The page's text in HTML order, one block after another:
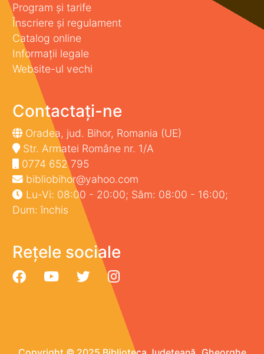
Program și tarife
Înscriere și regulament
Catalog online
Informații legale
Website-ul vechi
Contactați-ne
Oradea, jud. Bihor, Romania (UE)
Str. Armatei Române nr. 1/A
0774 652 795
bibliobihor@yahoo.com
Lu-Vi: 08:00 - 20:00; Sâm: 08:00 - 16:00;
Dum: închis
Rețele sociale